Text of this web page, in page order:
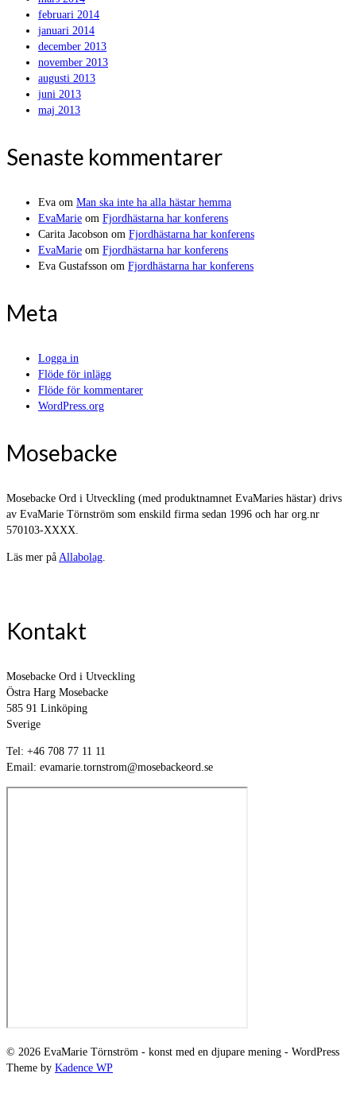
februari 2014
januari 2014
december 2013
november 2013
augusti 2013
juni 2013
maj 2013
Senaste kommentarer
Eva om Man ska inte ha alla hästar hemma
EvaMarie om Fjordhästarna har konferens
Carita Jacobson om Fjordhästarna har konferens
EvaMarie om Fjordhästarna har konferens
Eva Gustafsson om Fjordhästarna har konferens
Meta
Logga in
Flöde för inlägg
Flöde för kommentarer
WordPress.org
Mosebacke
Mosebacke Ord i Utveckling (med produktnamnet EvaMaries hästar) drivs
av EvaMarie Törnström som enskild firma sedan 1996 och har org.nr
570103-XXXX.
Läs mer på Allabolag.
Kontakt
Mosebacke Ord i Utveckling
Östra Harg Mosebacke
585 91 Linköping
Sverige
Tel: +46 708 77 11 11
Email: evamarie.tornstrom@mosebackeord.se
© 2026 EvaMarie Törnström - konst med en djupare mening - WordPress
Theme by Kadence WP